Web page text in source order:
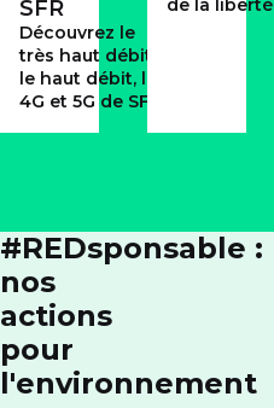
SFR
Découvrez le
très haut débit,
le haut débit, la
4G et 5G de SFR
de la liberté
#REDsponsable :
nos
actions
pour
l'environnement